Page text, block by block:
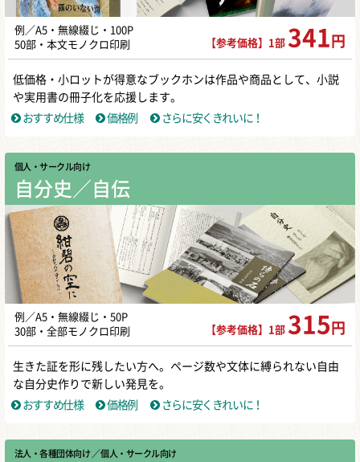
例／A5・無線綴じ・100P
50部・本文モノクロ印刷
【参考価格】1部 341 円
低価格・小ロットが得意なブックホンは作品や商品として、小説
や実用書の冊子化を応援します。
おすすめ仕様
価格例 さらに安くきれいに！
個人・サークル向け
自分史／自伝
例／A5・無線綴じ・50P
30部・全部モノクロ印刷
【参考価格】1部 315 円
生きた証を形に残したい方へ。ページ数や文体に縛られない自由
な自分史作りで新しい発見を。
おすすめ仕様
価格例 さらに安くきれいに！
法人・各種団体向け ／ 個人・サークル向け